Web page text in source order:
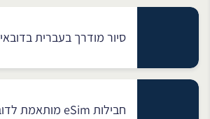
סיור מודרך בעברית בדובאי
חבילות eSim מותאמת לדובאי